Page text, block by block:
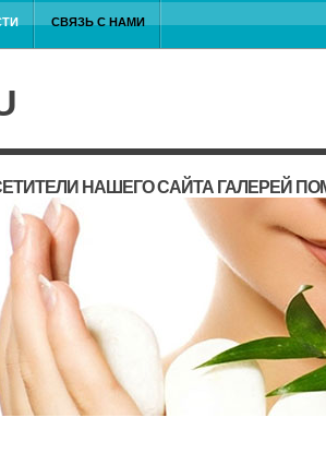
СВЯЗЬ С НАМИ
НАШЕГО САЙТА ГАЛЕРЕЙ